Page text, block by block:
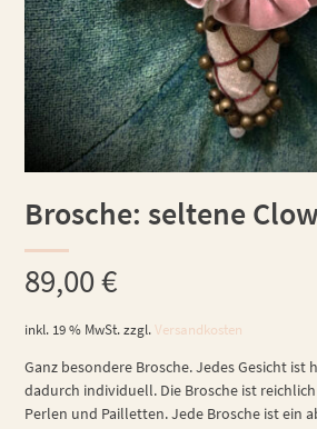
Brosche: seltene
89,00€
inkl. 19 % MwSt. zzgl.Versandkosten
Ganz besondere Brosche. Jedes Gesicht ist
dadurch individuell. Die Brosche ist
Perlen und Pailletten. Jede Brosche ist ein